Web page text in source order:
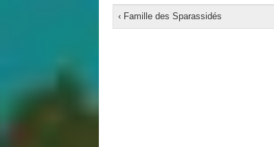
‹ Famille des Sparassidés